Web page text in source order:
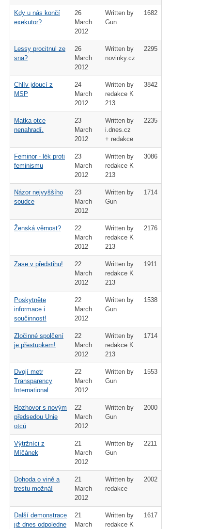
Kdy u nás končí
exekutor?
26
March
2012
Written by
Gun
1682
Lessy procitnul ze
sna?
26
March
2012
Written by
novinky.cz
2295
Chlív jdoucí z
MSP
24
March
2012
Written by
redakce K
213
3842
Matka otce
nenahradí.
23
March
2012
Written by
i.dnes.cz
+ redakce
2235
Feminor - lék proti
feminismu
23
March
2012
Written by
redakce K
213
3086
Názor nejvyššího
soudce
23
March
2012
Written by
Gun
1714
Ženská věrnost?
22
March
2012
Written by
redakce K
213
2176
Zase v předstihu!
22
March
2012
Written by
redakce K
213
1911
Poskytněte
informace i
součinnost!
22
March
2012
Written by
Gun
1538
Zločinné spolčení
je přestupkem!
22
March
2012
Written by
redakce K
213
1714
Dvojí metr
Transparency
International
22
March
2012
Written by
Gun
1553
Rozhovor s novým
předsedou Unie
otců
22
March
2012
Written by
Gun
2000
Výtržníci z
Míčánek
21
March
2012
Written by
Gun
2211
Dohoda o vině a
trestu možná!
21
March
2012
Written by
redakce
2002
Další demonstrace
již dnes odpoledne
21
March
Written by
redakce K
1617